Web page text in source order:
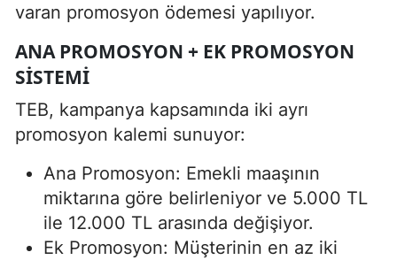
varan promosyon ödemesi yapılıyor.
ANA PROMOSYON + EK PROMOSYON
SISTEMI
TEB, kampanya kapsamında iki ayrı
promosyon kalemi sunuyor:
Ana Promosyon: Emekli maaşının
miktarına göre belirleniyor ve 5.000 TL
ile 12.000 TL arasında değişiyor.
Ek Promosyon: Müşterinin en az iki